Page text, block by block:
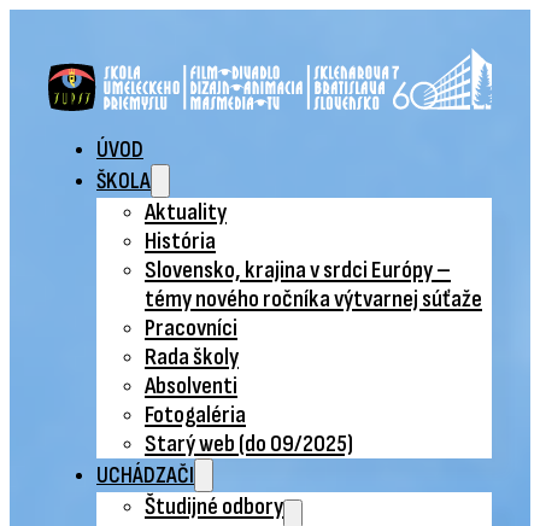
ÚVOD
ŠKOLA
Aktuality
História
Slovensko, krajina v srdci Európy –
témy nového ročníka výtvarnej súťaže
Pracovníci
Rada školy
Absolventi
Fotogaléria
Starý web (do 09/2025)
UCHÁDZAČI
Študijné odbory